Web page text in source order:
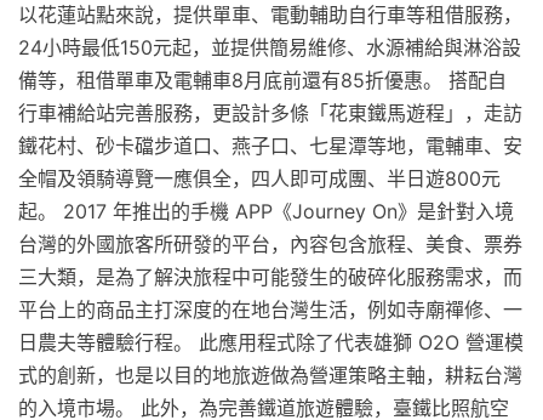
以花蓮站點來說，提供單車、電動輔助自行車等租借服務，
24小時最低150元起，並提供簡易維修、水源補給與淋浴設
備等，租借單車及電輔車8月底前還有85折優惠。 搭配自
行車補給站完善服務，更設計多條「花東鐵馬遊程」，走訪
鐵花村、砂卡礑步道口、燕子口、七星潭等地，電輔車、安
全帽及領騎導覽一應俱全，四人即可成團、半日遊800元
起。 2017 年推出的手機 APP《Journey On》是針對入境
台灣的外國旅客所研發的平台，內容包含旅程、美食、票券
三大類，是為了解決旅程中可能發生的破碎化服務需求，而
平台上的商品主打深度的在地台灣生活，例如寺廟禪修、一
日農夫等體驗行程。 此應用程式除了代表雄獅 O2O 營運模
式的創新，也是以目的地旅遊做為營運策略主軸，耕耘台灣
的入境市場。 此外，為完善鐵道旅遊體驗，臺鐵比照航空